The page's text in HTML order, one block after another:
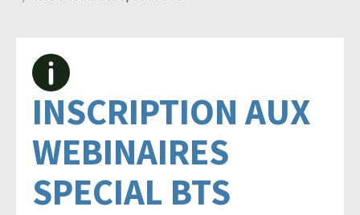
vivant
la
INSCRIPTION AUX
WEBINAIRES
SPECIAL BTS